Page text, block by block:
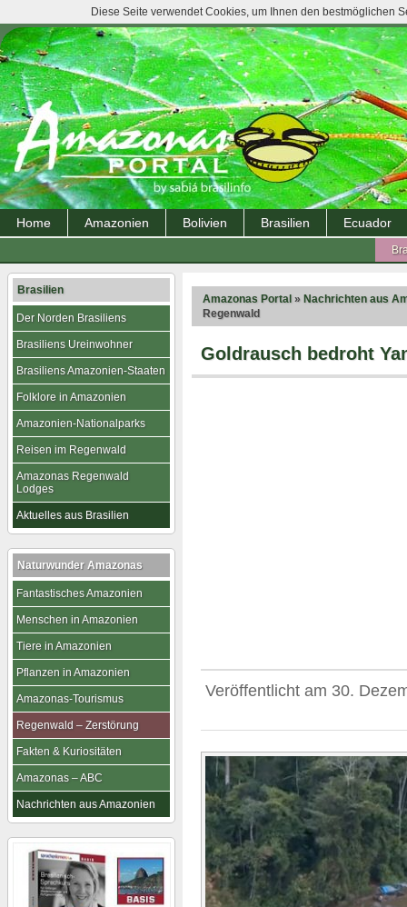
Home Amazonien Bolivien Brasilien Ecuador
Amazonas Portal » Nachrichten aus
Regenwald
Goldrausch bedroht
Veröffentlicht am 30.
Brasilien
Der Norden Brasiliens
Brasiliens Ureinwohner
Brasiliens Amazonien-Staaten
Folklore in Amazonien
Amazonien-Nationalparks
Reisen im Regenwald
Amazonas Regenwald
Lodges
Aktuelles aus Brasilien
Naturwunder Amazonas
Fantastisches Amazonien
Menschen in Amazonien
Tiere in Amazonien
Pflanzen in Amazonien
Amazonas-Tourismus
Regenwald – Zerstörung
Fakten & Kuriositäten
Amazonas – ABC
Nachrichten aus Amazonien
Diese Seite verwendet Cookies, um Ihnen den bestmöglichen